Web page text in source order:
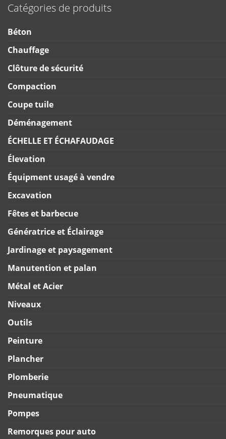
Catégories de produits
Béton
Chauffage
Clôture de sécurité
Compaction
Coupe tuile
Déménagement
ÉCHELLE ET ÉCHAFAUDAGE
Élevation
Équipment usagé à vendre
Excavation
Fêtes et barbecue
Génératrice et Éclairage
Jardinage et paysagement
Manutention et palan
Métal et Acier
Niveaux
Outils
Peinture
Plancher
Plomberie
Pneumatique
Pompes
Remorques pour auto